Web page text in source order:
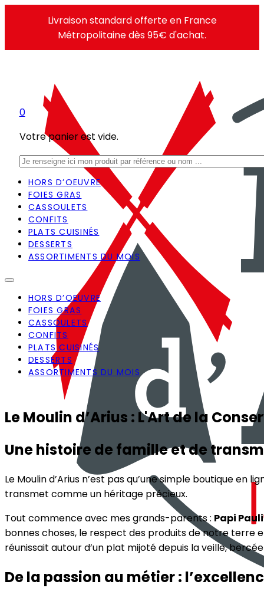
Livraison standard offerte en France
Métropolitaine dès 95€ d'achat.
Rechercher
0
Votre panier est vide.
HORS D’OEUVRE
FOIES GRAS
CASSOULETS
CONFITS
PLATS CUISINÉS
DESSERTS
ASSORTIMENTS DU MOIS
HORS D’OEUVRE
FOIES GRAS
CASSOULETS
CONFITS
PLATS CUISINÉS
DESSERTS
ASSORTIMENTS DU MOIS
Le Moulin d’Arius : L'Art de la
Une histoire de famille et de
Le Moulin d’Arius n’est pas qu’une simple boutique en
transmet comme un héritage précieux.
Tout commence avec mes grands-parents : Papi
bonnes choses, le respect des produits de notre terre
réunissait autour d’un plat mijoté depuis la veille,
De la passion au métier :